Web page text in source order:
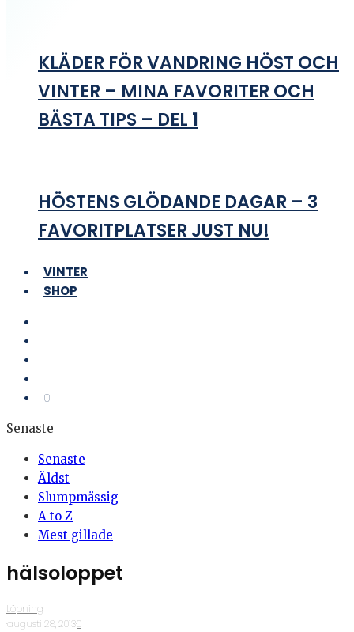
KLÄDER FÖR VANDRING HÖST OCH
VINTER – MINA FAVORITER OCH
BÄSTA TIPS – DEL 1
HÖSTENS GLÖDANDE DAGAR – 3
FAVORITPLATSER JUST NU!
VINTER
SHOP
0
Senaste
Senaste
Äldst
Slumpmässig
A to Z
Mest gillade
hälsoloppet
Löpning
·augusti 28, 2013·0